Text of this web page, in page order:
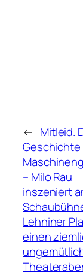
← Mitleid.
Geschichte
– Milo Rau
inszeniert
Lehniner
einen